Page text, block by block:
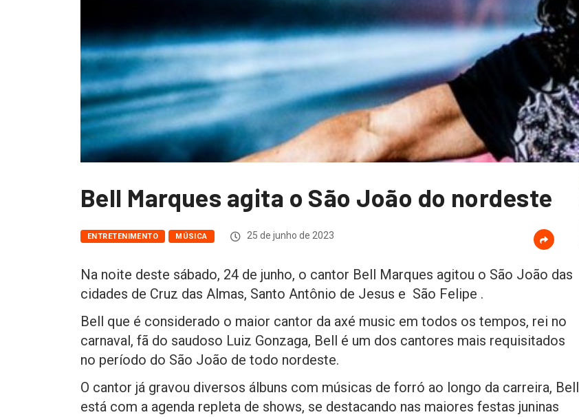
Bell Marques agita o São João do nordeste
ENTRETENIMENTO MÚSICA 25 de junho de 2023
Na noite deste sábado, 24 de junho, o cantor Bell Marques agitou o São João das
cidades de Cruz das Almas, Santo Antônio de Jesus e São Felipe .
Bell que é considerado o maior cantor da axé music em todos os tempos, rei no
carnaval, fã do saudoso Luiz Gonzaga, Bell é um dos cantores mais requisitados
no período do São João de todo nordeste.
O cantor já gravou diversos álbuns com músicas de forró ao longo da carreira, Bell
está com a agenda repleta de shows, se destacando nas maiores festas juninas